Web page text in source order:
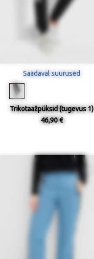
Saadaval suurused
Trikotaažpüksid (tugevus 1)
46,90 €